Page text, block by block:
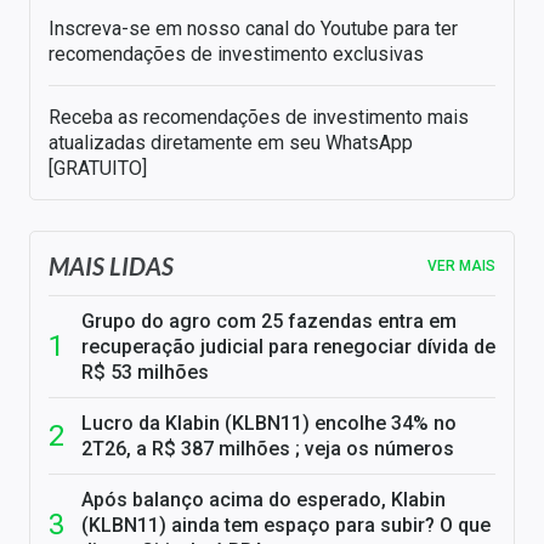
Inscreva-se em nosso canal do Youtube para ter
recomendações de investimento exclusivas
Receba as recomendações de investimento mais
atualizadas diretamente em seu WhatsApp
[GRATUITO]
MAIS LIDAS VER MAIS
Grupo do agro com 25 fazendas entra em
recuperação judicial para renegociar dívida de
R$ 53 milhões
Lucro da Klabin (KLBN11) encolhe 34% no
2T26, a R$ 387 milhões ; veja os números
Após balanço acima do esperado, Klabin
(KLBN11) ainda tem espaço para subir? O que